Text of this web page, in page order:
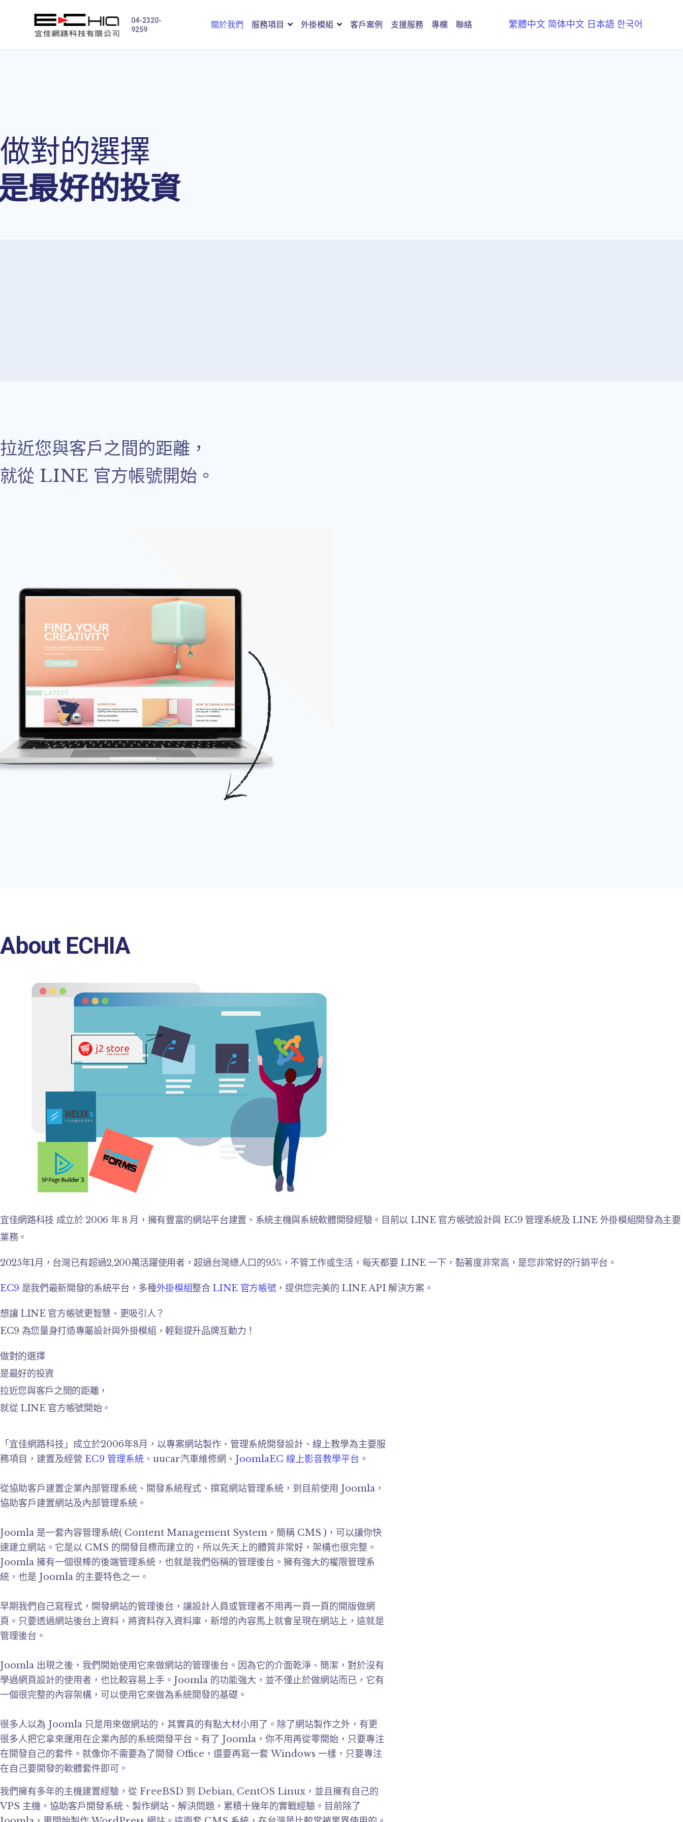
04-2320-
9259
關於我們 服務項目 外掛模組 客戶案例 支援服務 專欄 聯絡 繁體中文 简体中文 日本語 한국어
做對的選擇
最好的投資
拉近您與客戶之間的距離，
就從 LINE 官方帳號開始。
About ECHIA
宜佳網路科技 成立於 2006 年 8 月，擁有豐富的網站平台建置、系統主機與系統軟體開發經驗。目前以 LINE 官方帳號設計與 EC9 管理系統及 LINE 外掛模組開發為主要
業務。
2025年1月，台灣已有超過2,200萬活躍使用者，超過台灣總人口的95%，不管工作或生活，每天都要 LINE 一下，黏著度非常高，是您非常好的行銷平台。
EC9 是我們最新開發的系統平台，多種外掛模組整合 LINE 官方帳號，提供您完美的 LINE API 解決方案。
想讓 LINE 官方帳號更智慧、更吸引人？
EC9 為您量身打造專屬設計與外掛模組，輕鬆提升品牌互動力！
做對的選擇
是最好的投資
拉近您與客戶之間的距離，
就從 LINE 官方帳號開始。
「宜佳網路科技」成立於2006年8月，以專案網站製作、管理系統開發設計、線上教學為主要服
務項目，建置及經營 EC9 管理系統 、uucar汽車維修網、 JoomlaEC 線上影音教學平台 。
從協助客戶建置企業內部管理系統、開發系統程式、撰寫網站管理系統，到目前使用 Joomla，
協助客戶建置網站及內部管理系統。
Joomla 是一套內容管理系統( Content Management System，簡稱 CMS )，可以讓你快
速建立網站。它是以 CMS 的開發目標而建立的，所以先天上的體質非常好，架構也很完整。
Joomla 擁有一個很棒的後端管理系統，也就是我們俗稱的管理後台。擁有強大的權限管理系
統，也是 Joomla 的主要特色之一。
早期我們自己寫程式，開發網站的管理後台，讓設計人員或管理者不用再一頁一頁的開版做網
頁。只要透過網站後台上資料，將資料存入資料庫，新增的內容馬上就會呈現在網站上，這就是
管理後台。
Joomla 出現之後，我們開始使用它來做網站的管理後台。因為它的介面乾淨、簡潔，對於沒有
學過網頁設計的使用者，也比較容易上手。Joomla 的功能強大，並不僅止於做網站而已，它有
一個很完整的內容架構，可以使用它來做為系統開發的基礎。
很多人以為 Joomla 只是用來做網站的，其實真的有點大材小用了。除了網站製作之外，有更
很多人把它拿來運用在企業內部的系統開發平台。有了 Joomla，你不用再從零開始，只要專注
在開發自己的套件。就像你不需要為了開發 Office，還要再寫一套 Windows 一樣，只要專注
在自己要開發的軟體套件即可。
我們擁有多年的主機建置經驗，從 FreeBSD 到 Debian, CentOS Linux，並且擁有自己的
VPS 主機。協助客戶開發系統、製作網站、解決問題，累積十幾年的實戰經驗。目前除了